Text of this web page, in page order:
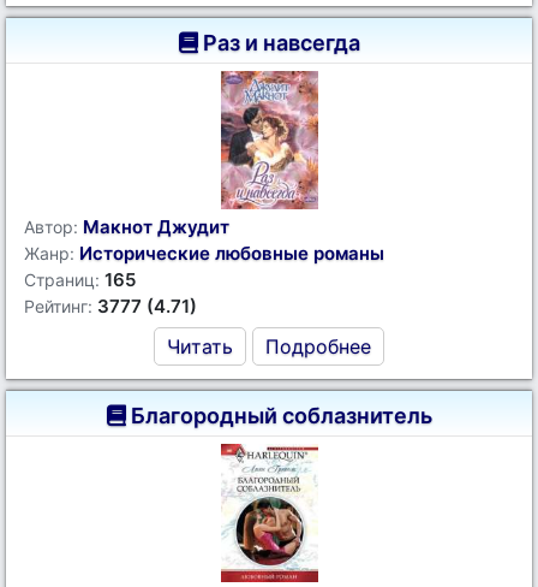
Раз и навсегда
Автор: Макнот Джудит
Жанр: Исторические любовные романы
Страниц: 165
Рейтинг: 3777 (4.71)
Читать Подробнее
Благородный соблазнитель